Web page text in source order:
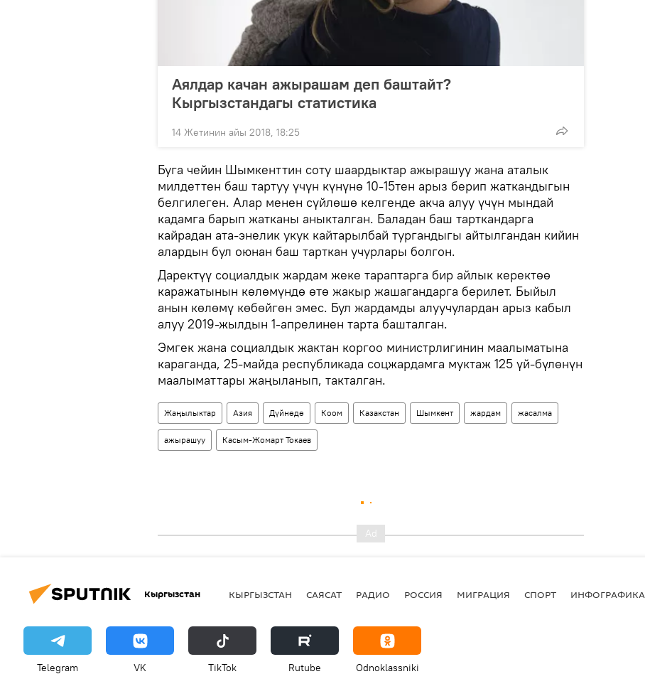
Аялдар качан ажырашам деп баштайт?
Кыргызстандагы статистика
14 Жетинин айы 2018, 18:25
Буга чейин Шымкенттин соту шаардыктар ажырашуу жана аталык
милдеттен баш тартуу үчүн күнүнө 10-15тен арыз берип жаткандыгын
белгилеген. Алар менен сүйлөшө келгенде акча алуу үчүн мындай
кадамга барып жатканы аныкталган. Баладан баш тарткандарга
кайрадан ата-энелик укук кайтарылбай тургандыгы айтылгандан кийин
алардын бул оюнан баш тарткан учурлары болгон.
Даректүү социалдык жардам жеке тараптарга бир айлык керектөө
каражатынын көлөмүндө өтө жакыр жашагандарга берилет. Быйыл
анын көлөмү көбөйгөн эмес. Бул жардамды алуучулардан арыз кабыл
алуу 2019-жылдын 1-апрелинен тарта башталган.
Эмгек жана социалдык жактан коргоо министрлигинин маалыматына
караганда, 25-майда республикада соцжардамга муктаж 125 үй-бүлөнүн
маалыматтары жаңыланып, такталган.
Жаңылыктар Азия Дүйнөдө Коом Казакстан Шымкент жардам жасалма
ажырашуу Касым-Жомарт Токаев
Кыргызстан КЫРГЫЗСТАН САЯСАТ РАДИО РОССИЯ МИГРАЦИЯ СПОРТ ИНФОГРАФИКА
Telegram VK ТikТоk Rutube Odnoklassniki